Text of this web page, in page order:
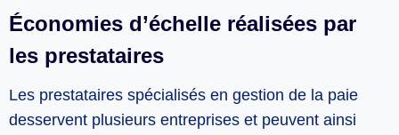
Économies d’échelle réalisées par
les prestataires
Les prestataires spécialisés en gestion de la paie
desservent plusieurs entreprises et peuvent ainsi